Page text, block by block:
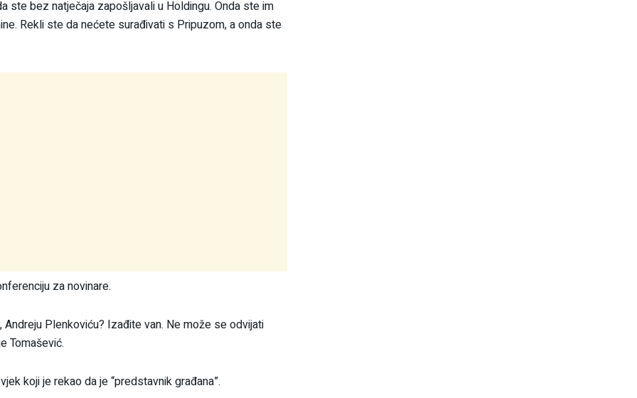
ste bez natječaja zapošljavali u Holdingu. Onda ste im
Rekli ste da nećete surađivati s Pripuzom, a onda ste
za novinare.
Plenkoviću? Izađite van. Ne može se odvijati
Tomašević.
koji je rekao da je “predstavnik građana”.